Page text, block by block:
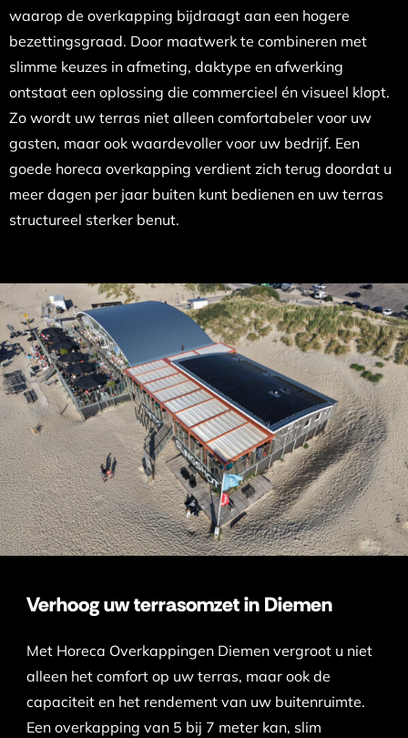
waarop de overkapping bijdraagt aan een hogere
bezettingsgraad. Door maatwerk te combineren met
slimme keuzes in afmeting, daktype en afwerking
ontstaat een oplossing die commercieel én visueel klopt.
Zo wordt uw terras niet alleen comfortabeler voor uw
gasten, maar ook waardevoller voor uw bedrijf. Een
goede horeca overkapping verdient zich terug doordat u
meer dagen per jaar buiten kunt bedienen en uw terras
structureel sterker benut.
Verhoog uw terrasomzet in Diemen
Met Horeca Overkappingen Diemen vergroot u niet
alleen het comfort op uw terras, maar ook de
capaciteit en het rendement van uw buitenruimte.
Een overkapping van 5 bij 7 meter kan, slim